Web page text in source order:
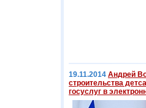
19.11.2014 Андрей
строительства
госуслуг в